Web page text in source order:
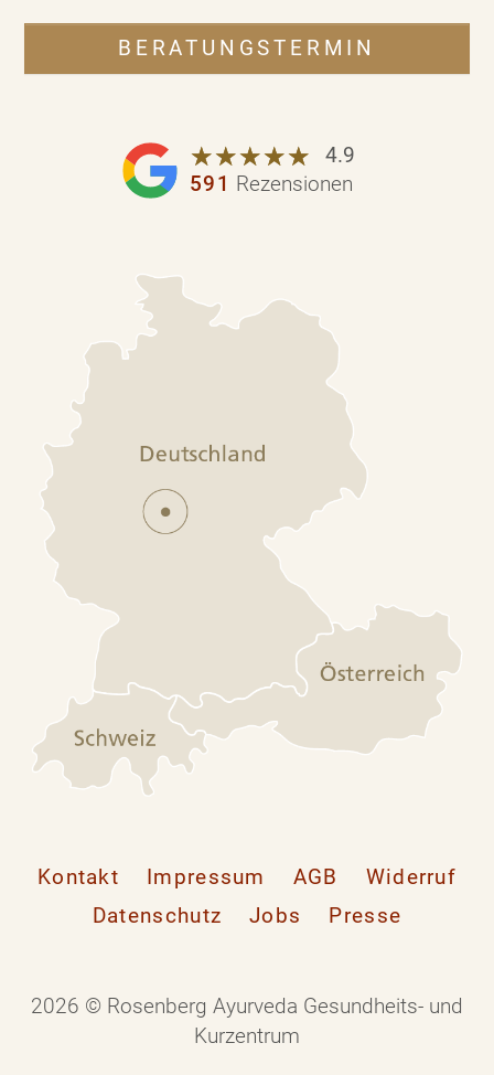
BERATUNGSTERMIN
☆☆☆☆☆
★★★★★
4.9
591 Rezensionen
Kontakt Impressum AGB
Widerruf
Datenschutz
Jobs Presse
2026 © Rosenberg Ayurveda Gesundheits- und
Kurzentrum